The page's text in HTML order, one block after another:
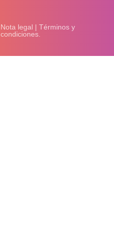
Nota legal | Términos y
condiciones.